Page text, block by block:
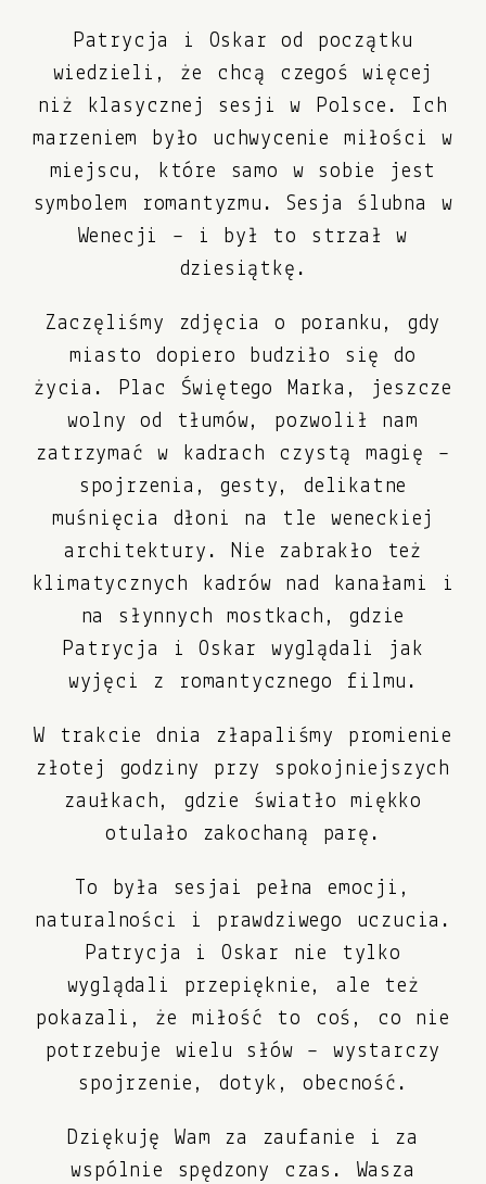
Patrycja i Oskar od początku
wiedzieli, że chcą czegoś więcej
niż klasycznej sesji w Polsce. Ich
marzeniem było uchwycenie miłości w
miejscu, które samo w sobie jest
symbolem romantyzmu. Sesja ślubna w
Wenecji – i był to strzał w
dziesiątkę.
Zaczęliśmy zdjęcia o poranku, gdy
miasto dopiero budziło się do
życia. Plac Świętego Marka, jeszcze
wolny od tłumów, pozwolił nam
zatrzymać w kadrach czystą magię –
spojrzenia, gesty, delikatne
muśnięcia dłoni na tle weneckiej
architektury. Nie zabrakło też
klimatycznych kadrów nad kanałami i
na słynnych mostkach, gdzie
Patrycja i Oskar wyglądali jak
wyjęci z romantycznego filmu.
W trakcie dnia złapaliśmy promienie
złotej godziny przy spokojniejszych
zaułkach, gdzie światło miękko
otulało zakochaną parę.
To była sesjai pełna emocji,
naturalności i prawdziwego uczucia.
Patrycja i Oskar nie tylko
wyglądali przepięknie, ale też
pokazali, że miłość to coś, co nie
potrzebuje wielu słów – wystarczy
spojrzenie, dotyk, obecność.
Dziękuję Wam za zaufanie i za
wspólnie spędzony czas. Wasza